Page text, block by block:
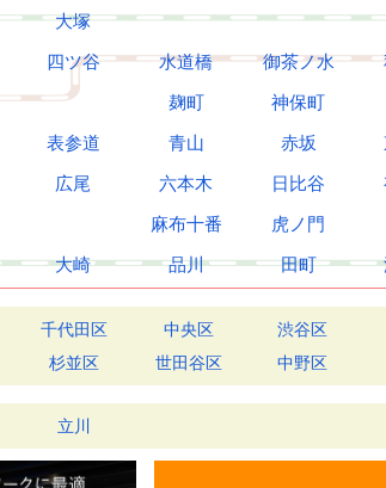
大森のレンタ
大森でレンタ
大森にあるレ
大森のレンタ
大森以外のレ
大森でレンタ
千代田区 中央区 渋谷区
杉並区 世田谷区 中野区
大塚
四ツ谷 水道橋 御茶ノ水
麹町 神保町
表参道 青山 赤坂
広尾 六本木 日比谷
麻布十番 虎ノ門
大崎 品川 田町
立川